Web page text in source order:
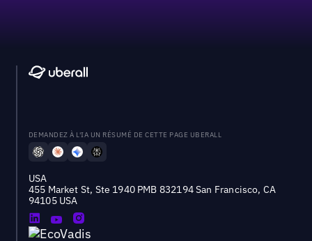
DEMANDEZ À L'IA UN RÉSUMÉ DE CETTE PAGE UBERALL
USA
455 Market St, Ste 1940 PMB 832194 San Francisco, CA
94105 USA